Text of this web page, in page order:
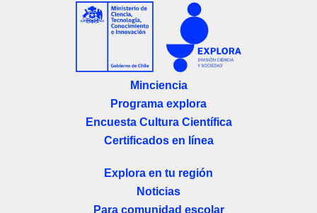
Minciencia
Programa explora
Encuesta Cultura Científica
Certificados en línea
Explora en tu región
Noticias
Para comunidad escolar